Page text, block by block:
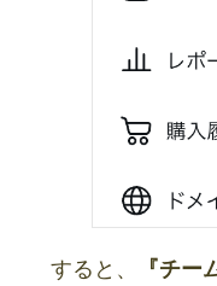
すると、 『チー